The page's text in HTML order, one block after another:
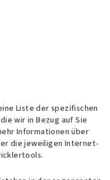
Liste der spezifischen
wir in Bezug auf Sie
Informationen über
die jeweiligen Internet-